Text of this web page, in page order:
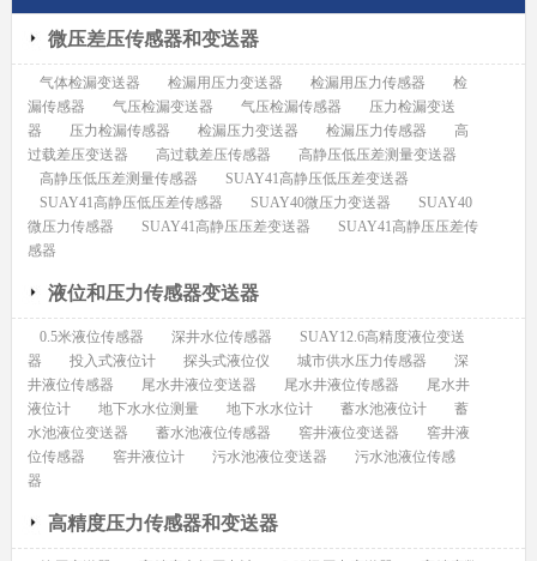
微压差压传感器和变送器
气体检漏变送器 检漏用压力变送器 检漏用压力传感器
检
漏传感器
气压检漏变送器 气压检漏传感器
压力检漏变送
器
压力检漏传感器 检漏压力变送器 检漏压力传感器
高
过载差压变送器
高过载差压传感器
高静压低压差测量变送器
高静压低压差测量传感器
SUAY41高静压低压差变送器
SUAY41高静压低压差传感器
SUAY40微压力变送器
SUAY40
微压力传感器
SUAY41高静压压差变送器
SUAY41高静压压差传
感器
液位和压力传感器变送器
0.5米液位传感器 深井水位传感器
SUAY12.6高精度液位变送
器
投入式液位计 探头式液位仪 城市供水压力传感器
深
井液位传感器
尾水井液位变送器 尾水井液位传感器
尾水井
液位计
地下水水位测量 地下水水位计 蓄水池液位计
蓄
水池液位变送器
蓄水池液位传感器 窖井液位变送器
窖井液
位传感器
窖井液位计 污水池液位变送器
污水池液位传感
器
高精度压力传感器和变送器